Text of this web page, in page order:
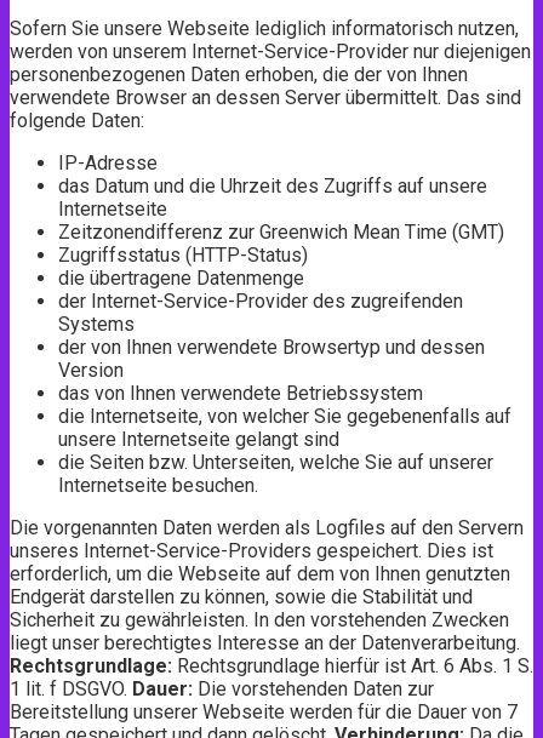
Sofern Sie unsere Webseite lediglich informatorisch nutzen,
werden von unserem Internet-Service-Provider nur diejenigen
personenbezogenen Daten erhoben, die der von Ihnen
verwendete Browser an dessen Server übermittelt. Das sind
folgende Daten:
IP-Adresse
das Datum und die Uhrzeit des Zugriffs auf unsere
Internetseite
Zeitzonendifferenz zur Greenwich Mean Time (GMT)
Zugriffsstatus (HTTP-Status)
die übertragene Datenmenge
der Internet-Service-Provider des zugreifenden
Systems
der von Ihnen verwendete Browsertyp und dessen
Version
das von Ihnen verwendete Betriebssystem
die Internetseite, von welcher Sie gegebenenfalls auf
unsere Internetseite gelangt sind
die Seiten bzw. Unterseiten, welche Sie auf unserer
Internetseite besuchen.
Die vorgenannten Daten werden als Logfiles auf den Servern
unseres Internet-Service-Providers gespeichert. Dies ist
erforderlich, um die Webseite auf dem von Ihnen genutzten
Endgerät darstellen zu können, sowie die Stabilität und
Sicherheit zu gewährleisten. In den vorstehenden Zwecken
liegt unser berechtigtes Interesse an der Datenverarbeitung.
Rechtsgrundlage: Rechtsgrundlage hierfür ist Art. 6 Abs. 1 S.
1 lit. f DSGVO. Dauer: Die vorstehenden Daten zur
Bereitstellung unserer Webseite werden für die Dauer von 7